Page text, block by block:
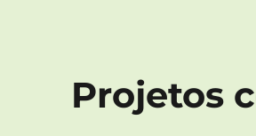
Projetos